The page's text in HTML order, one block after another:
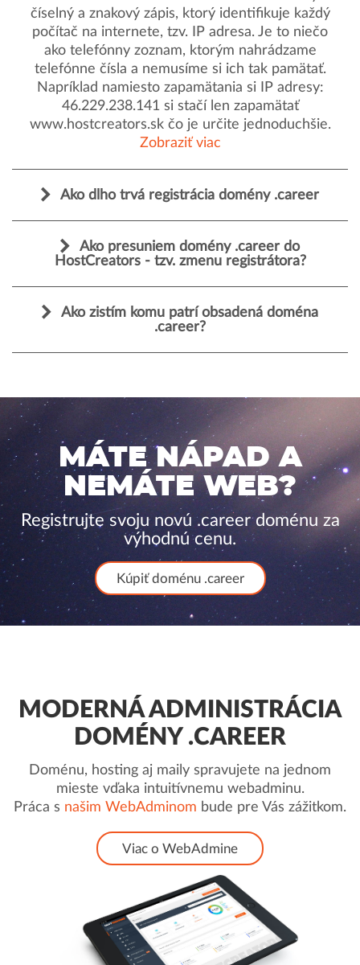
číselný a znakový zápis, ktorý identifikuje každý
počítač na internete, tzv. IP adresa. Je to niečo
ako telefónny zoznam, ktorým nahrádzame
telefónne čísla a nemusíme si ich tak pamätať.
Napríklad namiesto zapamätania si IP adresy:
46.229.238.141 si stačí len zapamätať
www.hostcreators.sk čo je určite jednoduchšie.
Zobraziť viac
Ako dlho trvá registrácia domény .career
Ako presuniem domény .career do
HostCreators - tzv. zmenu registrátora?
Ako zistím komu patrí obsadená doména
.career?
MÁTE NÁPAD A
NEMÁTE WEB?
Registrujte svoju novú .career doménu za
výhodnú cenu.
Kúpiť doménu .career
MODERNÁ ADMINISTRÁCIA
DOMÉNY .CAREER
Doménu, hosting aj maily spravujete na jednom
mieste vďaka intuitívnemu webadminu.
Práca s našim WebAdminom bude pre Vás zážitkom.
Viac o WebAdmine